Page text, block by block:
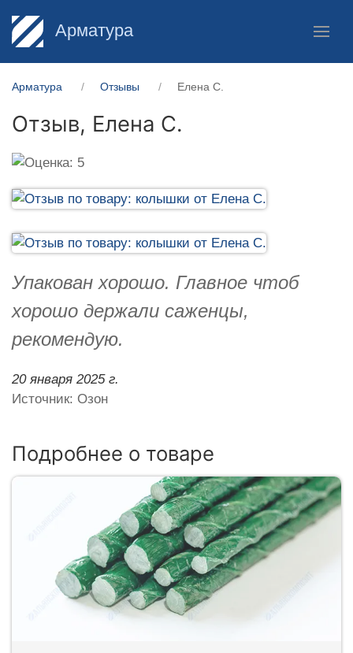
Арматура
Арматура Отзывы Елена С.
Отзыв, Елена С.
Упакован хорошо. Главное чтоб
хорошо держали саженцы,
рекомендую.
20 января 2025 г.
Источник: Озон
Подробнее о товаре